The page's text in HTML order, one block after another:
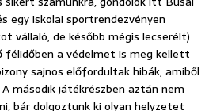
egy iskolai sportrendezvényen
vállaló, de később mégis lecserélt)
félidőben a védelmet is meg kellett
sajnos előfordultak hibák, amiből
második játékrészben aztán nem
bár dolgoztunk ki olyan helyzetet